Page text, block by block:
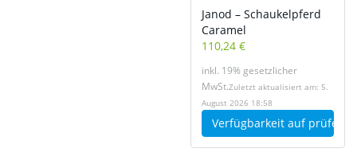
Janod – Schaukelpferd
Caramel
110,24 €
inkl. 19% gesetzlicher
MwSt.Zuletzt aktualisiert am: 5.
August 2026 18:58
Verfügbarkeit auf prüfen